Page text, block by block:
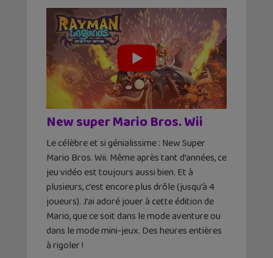
New super Mario Bros. Wii
Le célèbre et si génialissime : New Super
Mario Bros. Wii. Même après tant d’années, ce
jeu vidéo est toujours aussi bien. Et à
plusieurs, c’est encore plus drôle (jusqu’à 4
joueurs). J’ai adoré jouer à cette édition de
Mario, que ce soit dans le mode aventure ou
dans le mode mini-jeux. Des heures entières
à rigoler !